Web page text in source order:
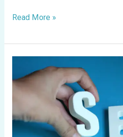
Read More »
SEO
Penting
Bisnis